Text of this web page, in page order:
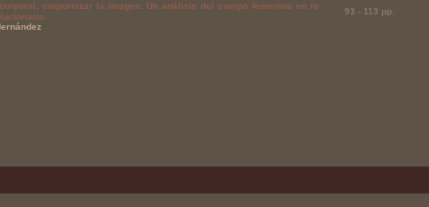
corporeizar la imagen. Un análisis del cuerpo femenino en lo
93 - 113 pp.